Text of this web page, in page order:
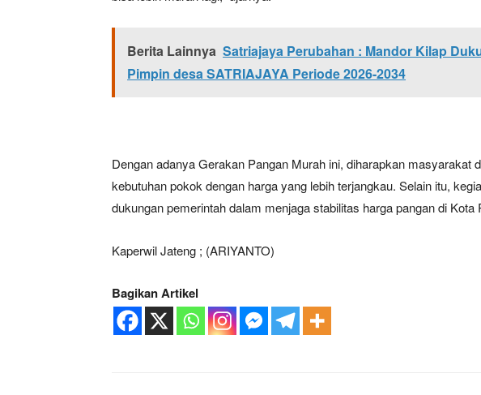
News Week
SUBSCRIBE NOW
Berita Lainnya Satriajaya Perubahan : Mandor Kilap
Pimpin desa SATRIAJAYA Periode 2026-2034
Dengan adanya Gerakan Pangan Murah ini, diharapkan masyarakat
kebutuhan pokok dengan harga yang lebih terjangkau. Selain itu,
dukungan pemerintah dalam menjaga stabilitas harga pangan di
Kaperwil Jateng ; (ARIYANTO)
Bagikan Artikel